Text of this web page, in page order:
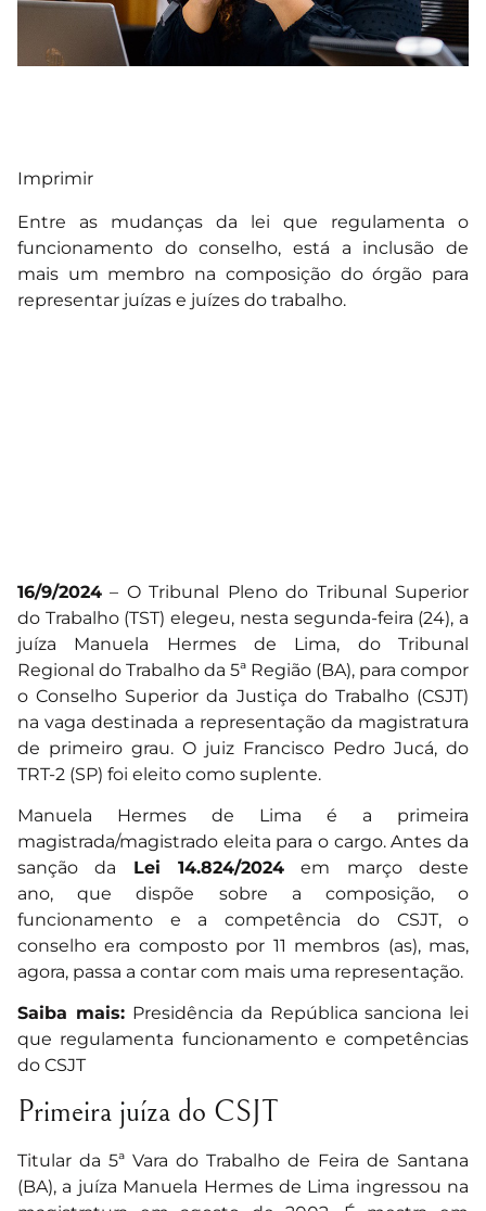
Imprimir
Entre as mudanças da lei que regulamenta o
funcionamento do conselho, está a inclusão de
mais um membro na composição do órgão para
representar juízas e juízes do trabalho.
16/9/2024 – O Tribunal Pleno do Tribunal Superior
do Trabalho (TST) elegeu, nesta segunda-feira (24), a
juíza Manuela Hermes de Lima, do Tribunal
Regional do Trabalho da 5ª Região (BA), para compor
o Conselho Superior da Justiça do Trabalho (CSJT)
na vaga destinada a representação da magistratura
de primeiro grau. O juiz Francisco Pedro Jucá, do
TRT-2 (SP) foi eleito como suplente.
Manuela Hermes de Lima é a primeira
magistrada/magistrado eleita para o cargo. Antes da
sanção da Lei 14.824/2024 em março deste
ano, que dispõe sobre a composição, o
funcionamento e a competência do CSJT, o
conselho era composto por 11 membros (as), mas,
agora, passa a contar com mais uma representação.
Saiba mais: Presidência da República sanciona lei
que regulamenta funcionamento e competências
do CSJT
Primeira juíza do CSJT
Titular da 5ª Vara do Trabalho de Feira de Santana
(BA), a juíza Manuela Hermes de Lima ingressou na